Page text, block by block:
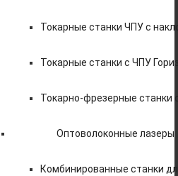
Токарные станки ЧПУ c
Токарные станки с ЧПУ
Токарно-фрезерные станки
Оптоволоконные лазеры
Комбинированные станки